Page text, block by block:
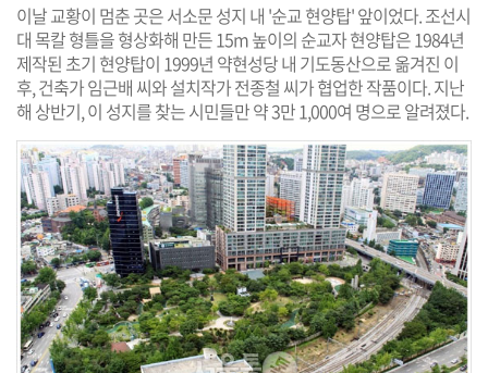
이날 교황이 멈춘 곳은 서소문 성지 내 '순교 현양탑' 앞이었다. 조선시
대 목칼 형틀을 형상화해 만든 15m 높이의 순교자 현양탑은 1984년
제작된 초기 현양탑이 1999년 약현성당 내 기도동산으로 옮겨진 이
후, 건축가 임근배 씨와 설치작가 전종철 씨가 협업한 작품이다. 지난
해 상반기, 이 성지를 찾는 시민들만 약 3만 1,000여 명으로 알려졌다.